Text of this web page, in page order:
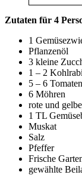
Zutaten für 4
1
Pflanzenöl
3 kleine
1 – 2
5 – 6 Tomaten
6 Möhren
rote und
1 TL
Muskat
Salz
Pfeffer
Frische
gewählte